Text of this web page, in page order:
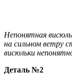
Непонятная
на сильном ветру
висюльки
Деталь №2